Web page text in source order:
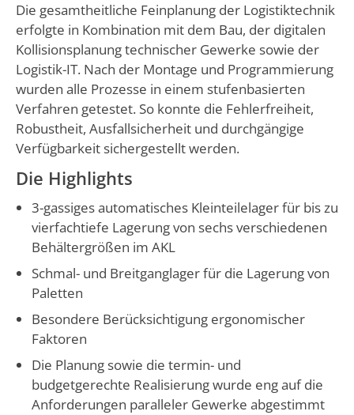
Die gesamtheitliche Feinplanung der Logistiktechnik
erfolgte in Kombination mit dem Bau, der digitalen
Kollisionsplanung technischer Gewerke sowie der
Logistik-IT. Nach der Montage und Programmierung
wurden alle Prozesse in einem stufenbasierten
Verfahren getestet. So konnte die Fehlerfreiheit,
Robustheit, Ausfallsicherheit und durchgängige
Verfügbarkeit sichergestellt werden.
Die Highlights
3-gassiges automatisches Kleinteilelager für bis zu
vierfachtiefe Lagerung von sechs verschiedenen
Behältergrößen im AKL
Schmal- und Breitganglager für die Lagerung von
Paletten
Besondere Berücksichtigung ergonomischer
Faktoren
Die Planung sowie die termin- und
budgetgerechte Realisierung wurde eng auf die
Anforderungen paralleler Gewerke abgestimmt